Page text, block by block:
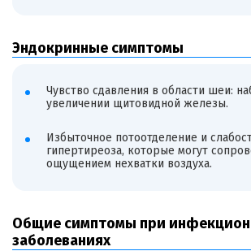
Эндокринные симптомы
Чувство сдавления в области шеи:
увеличении щитовидной железы.
Избыточное потоотделение и
гипертиреоза, которые могут
ощущением нехватки воздуха.
Общие симптомы при
заболеваниях